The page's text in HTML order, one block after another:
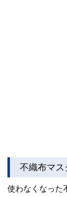
不織布マス
使わなくなった